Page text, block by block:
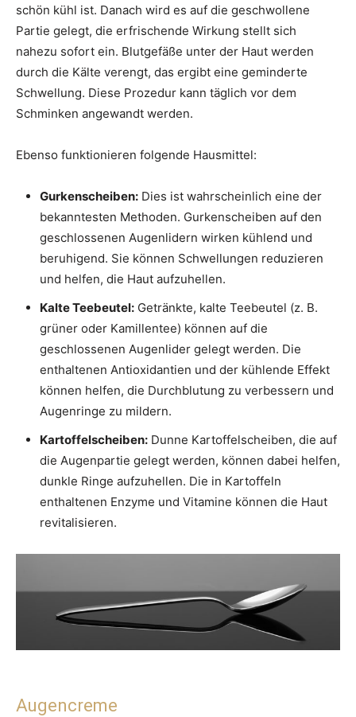
schön kühl ist. Danach wird es auf die geschwollene
Partie gelegt, die erfrischende Wirkung stellt sich
nahezu sofort ein. Blutgefäße unter der Haut werden
durch die Kälte verengt, das ergibt eine geminderte
Schwellung. Diese Prozedur kann täglich vor dem
Schminken angewandt werden.
Ebenso funktionieren folgende Hausmittel:
Gurkenscheiben: Dies ist wahrscheinlich eine der
bekanntesten Methoden. Gurkenscheiben auf den
geschlossenen Augenlidern wirken kühlend und
beruhigend. Sie können Schwellungen reduzieren
und helfen, die Haut aufzuhellen.
Kalte Teebeutel: Getränkte, kalte Teebeutel (z. B.
grüner oder Kamillentee) können auf die
geschlossenen Augenlider gelegt werden. Die
enthaltenen Antioxidantien und der kühlende Effekt
können helfen, die Durchblutung zu verbessern und
Augenringe zu mildern.
Kartoffelscheiben: Dunne Kartoffelscheiben, die auf
die Augenpartie gelegt werden, können dabei helfen,
dunkle Ringe aufzuhellen. Die in Kartoffeln
enthaltenen Enzyme und Vitamine können die Haut
revitalisieren.
Augencreme